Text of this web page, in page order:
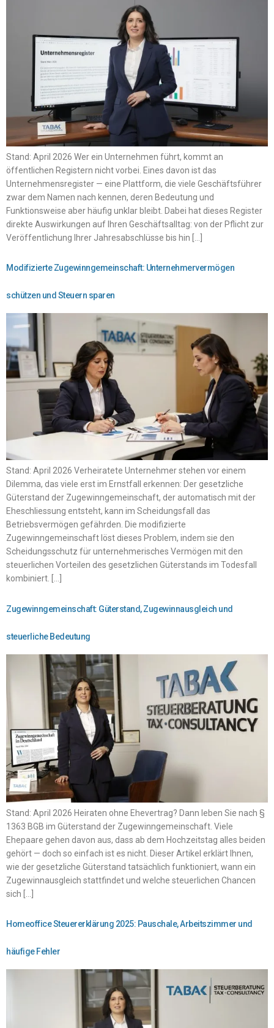
Stand: April 2026 Wer ein Unternehmen führt, kommt an
öffentlichen Registern nicht vorbei. Eines davon ist das
Unternehmensregister — eine Plattform, die viele Geschäftsführer
zwar dem Namen nach kennen, deren Bedeutung und
Funktionsweise aber häufig unklar bleibt. Dabei hat dieses Register
direkte Auswirkungen auf Ihren Geschäftsalltag: von der Pflicht zur
Veröffentlichung Ihrer Jahresabschlüsse bis hin […]
Modifizierte Zugewinngemeinschaft: Unternehmervermögen
schützen und Steuern sparen
Stand: April 2026 Verheiratete Unternehmer stehen vor einem
Dilemma, das viele erst im Ernstfall erkennen: Der gesetzliche
Güterstand der Zugewinngemeinschaft, der automatisch mit der
Eheschliessung entsteht, kann im Scheidungsfall das
Betriebsvermögen gefährden. Die modifizierte
Zugewinngemeinschaft löst dieses Problem, indem sie den
Scheidungsschutz für unternehmerisches Vermögen mit den
steuerlichen Vorteilen des gesetzlichen Güterstands im Todesfall
kombiniert. […]
Zugewinngemeinschaft: Güterstand, Zugewinnausgleich und
steuerliche Bedeutung
Stand: April 2026 Heiraten ohne Ehevertrag? Dann leben Sie nach §
1363 BGB im Güterstand der Zugewinngemeinschaft. Viele
Ehepaare gehen davon aus, dass ab dem Hochzeitstag alles beiden
gehört — doch so einfach ist es nicht. Dieser Artikel erklärt Ihnen,
wie der gesetzliche Güterstand tatsächlich funktioniert, wann ein
Zugewinnausgleich stattfindet und welche steuerlichen Chancen
sich […]
Homeoffice Steuererklärung 2025: Pauschale, Arbeitszimmer und
häufige Fehler